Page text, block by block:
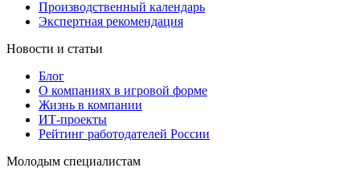
Производственный календарь
Экспертная рекомендация
Новости и статьи
Блог
О компаниях в игровой форме
Жизнь в компании
ИТ-проекты
Рейтинг работодателей России
Молодым специалистам